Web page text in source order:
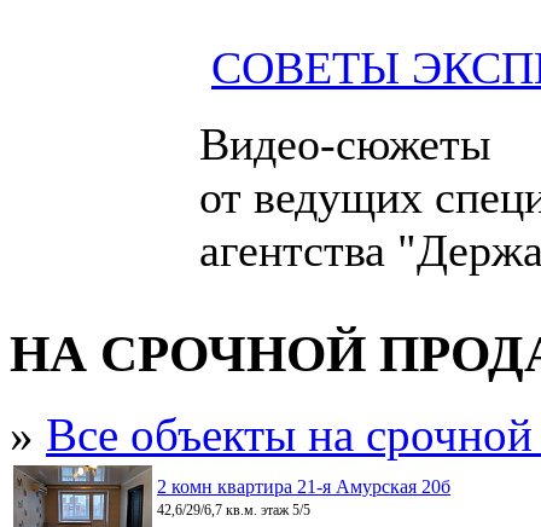
СОВЕТЫ
Видео-сюжеты
от ведущих
агентства
НА СРОЧНОЙ
» Все объекты на
2 комн квартира 21-я Амурская 20б
42,6/29/6,7 кв.м. этаж 5/5